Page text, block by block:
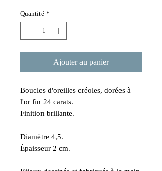
Quantité *
Ajouter au panier
Boucles d'oreilles créoles, dorées à
l'or fin 24 carats.
Finition brillante.
Diamètre 4,5.
Épaisseur 2 cm.